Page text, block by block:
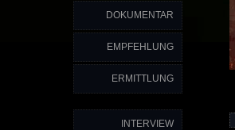
DOKUMENTAR
EMPFEHLUNG
ERMITTLUNG
INTERVIEW